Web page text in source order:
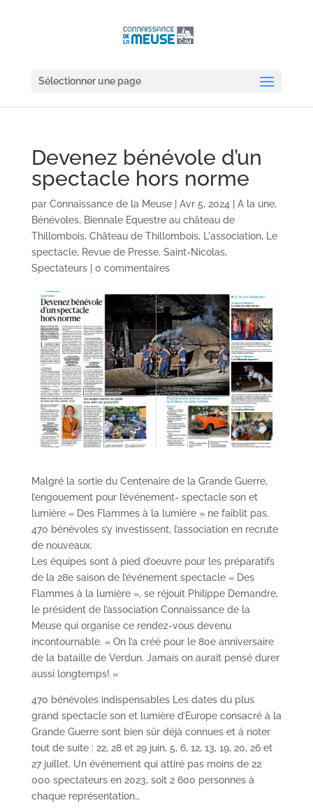
Sélectionner une page
Devenez bénévole d’un
spectacle hors norme
par Connaissance de la Meuse| Avr 5, 2024 A la une,
Bénévoles, Biennale Equestre au château de
Thillombois, Château de Thillombois, L'association,
Le
spectacle, Revue de Presse, Saint-Nicolas,
Spectateurs| 0 commentaires
Malgré la sortie du Centenaire de la Grande Guerre,
l’engouement pour l’événement- spectacle son et
lumière « Des Flammes à la lumière » ne faiblit pas.
470 bénévoles s’y investissent, l’association en recrute
de nouveaux.
Les équipes sont à pied d’oeuvre pour les préparatifs
de la 28e saison de l’événement spectacle « Des
Flammes à la lumière », se réjouit Philippe Demandre,
le président de l’association Connaissance de la
Meuse qui organise ce rendez-vous devenu
incontournable. « On l’a créé pour le 80e anniversaire
de la bataille de Verdun. Jamais on aurait pensé durer
aussi longtemps! »
470 bénévoles indispensables Les dates du plus
grand spectacle son et lumière d’Europe consacré à la
Grande Guerre sont bien sûr déjà connues et à noter
tout de suite : 22, 28 et 29 juin, 5, 6, 12, 13, 19, 20, 26 et
27 juillet. Un événement qui attiré pas moins de 22
000 spectateurs en 2023, soit 2 600 personnes à
chaque représentation…